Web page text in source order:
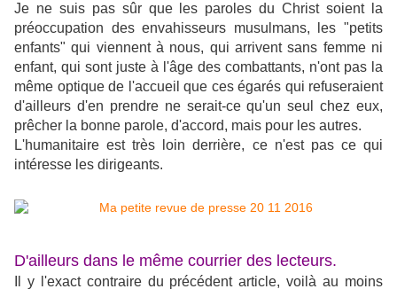
Je ne suis pas sûr que les paroles du Christ soient la
préoccupation des envahisseurs musulmans, les "petits
enfants" qui viennent à nous, qui arrivent sans femme ni
enfant, qui sont juste à l'âge des combattants, n'ont pas la
même optique de l'accueil que ces égarés qui refuseraient
d'ailleurs d'en prendre ne serait-ce qu'un seul chez eux,
prêcher la bonne parole, d'accord, mais pour les autres.
L'humanitaire est très loin derrière, ce n'est pas ce qui
intéresse les dirigeants.
D'ailleurs dans le même courrier des lecteurs.
Il y l'exact contraire du précédent article, voilà au moins